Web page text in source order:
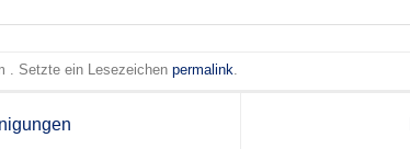
. Setzte ein Lesezeichen permalink.